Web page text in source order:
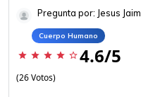
Pregunta por: Jesus
Cuerpo Humano
star star star star star_border 4.6/5
(26 Votos)